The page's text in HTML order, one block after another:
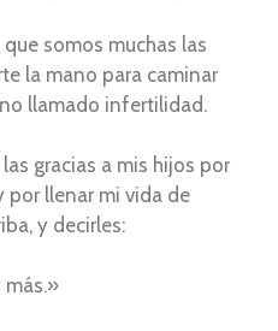
somos muchas las
la mano para caminar
llamado infertilidad.
gracias a mis hijos por
por llenar mi vida de
y decirles:
más.»